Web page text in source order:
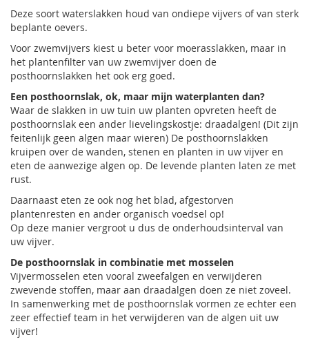
Deze soort waterslakken houd van ondiepe vijvers of van sterk
beplante oevers.
Voor zwemvijvers kiest u beter voor moerasslakken, maar in
het plantenfilter van uw zwemvijver doen de
posthoornslakken het ook erg goed.
Een posthoornslak, ok, maar mijn waterplanten dan?
Waar de slakken in uw tuin uw planten opvreten heeft de
posthoornslak een ander lievelingskostje: draadalgen! (Dit zijn
feitenlijk geen algen maar wieren) De posthoornslakken
kruipen over de wanden, stenen en planten in uw vijver en
eten de aanwezige algen op. De levende planten laten ze met
rust.
Daarnaast eten ze ook nog het blad, afgestorven
plantenresten en ander organisch voedsel op!
Op deze manier vergroot u dus de onderhoudsinterval van
uw vijver.
De posthoornslak in combinatie met mosselen
Vijvermosselen eten vooral zweefalgen en verwijderen
zwevende stoffen, maar aan draadalgen doen ze niet zoveel.
In samenwerking met de posthoornslak vormen ze echter een
zeer effectief team in het verwijderen van de algen uit uw
vijver!